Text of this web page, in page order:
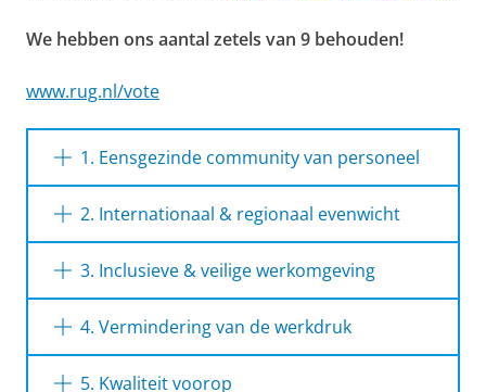
We hebben ons aantal zetels van 9 behouden!
www.rug.nl/vote
1. Eensgezinde community van personeel
We pleiten voor eenheid en samenwerking
tussen wetenschappelijk en ondersteunend
missie en essentiële rol in onderwijs,
onderzoek en impact.
2. Internationaal & regionaal evenwicht
De Rijksuniversiteit Groningen moet een echte
internationale universiteit blijven en
betrokken zijn bij de regionale gemeenschap;
mondiaal perspectief en lokale impact gaan
hand in hand.
3. Inclusieve & veilige werkomgeving
Een gezonde universitaire cultuur is
afhankelijk van sociale veiligheid, oprechte
4. Vermindering van de werkdruk
We zijn tegen nieuw beleid dat de bestaande
5. Kwaliteit voorop